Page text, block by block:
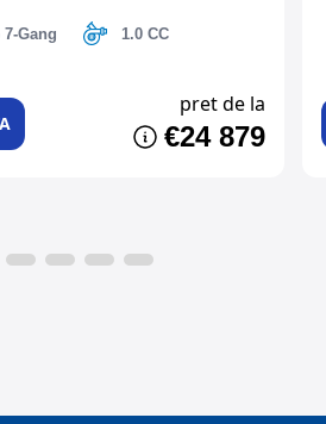
7-Gang 1.0 CC
pret de la
€24 879